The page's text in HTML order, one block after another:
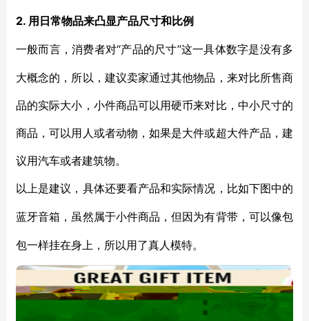
2. 用日常物品来凸显产品尺寸和比例
一般而言，消费者对“产品的尺寸”这一具体数字是没有多
大概念的，所以，建议卖家通过其他物品，来对比所售商
品的实际大小，小件商品可以用硬币来对比，中小尺寸的
商品，可以用人或者动物，如果是大件或超大件产品，建
议用汽车或者建筑物。
以上是建议，具体还要看产品和实际情况，比如下图中的
蓝牙音箱，虽然属于小件商品，但因为有背带，可以像包
包一样挂在身上，所以用了真人模特。